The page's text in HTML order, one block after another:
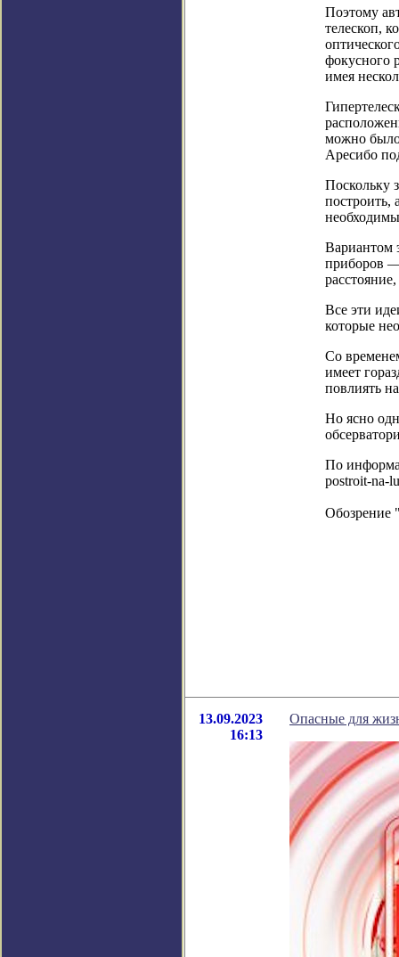
Поэтому
телескоп,
фокусного
имея
можно было
Аресибо
Поскольку
построить,
Вариантом
приборов —
Все эти
которые
Со
имеет
повлиять
Но ясно
По
postroit-na-
Обозрение
13.09.2023
16:13
Опасные для